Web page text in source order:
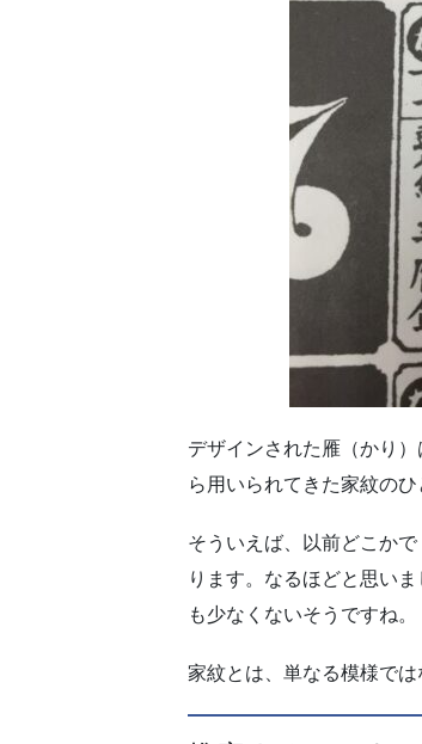
デザインされた雁（かり
ら用いられてきた家紋のひ
そういえば、以前どこか
ります。なるほどと思い
も少なくないそうですね。
家紋とは、単なる模様で